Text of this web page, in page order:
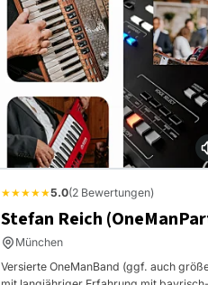
★★★★★5.0(2 Bewertungen)
Stefan Reich
München
Versierte OneManBand (ggf. auch